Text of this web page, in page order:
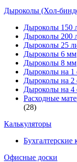
Дыроколы (Хол-
Дыроколы 150
Дыроколы 200
Дыроколы 25
Дыроколы 6 мм
Дыроколы 8 мм
Дыроколы на 1
Дыроколы на 2
Дыроколы на 4
Расходные
(28)
Калькуляторы
Бухгалтерские
Офисные доски